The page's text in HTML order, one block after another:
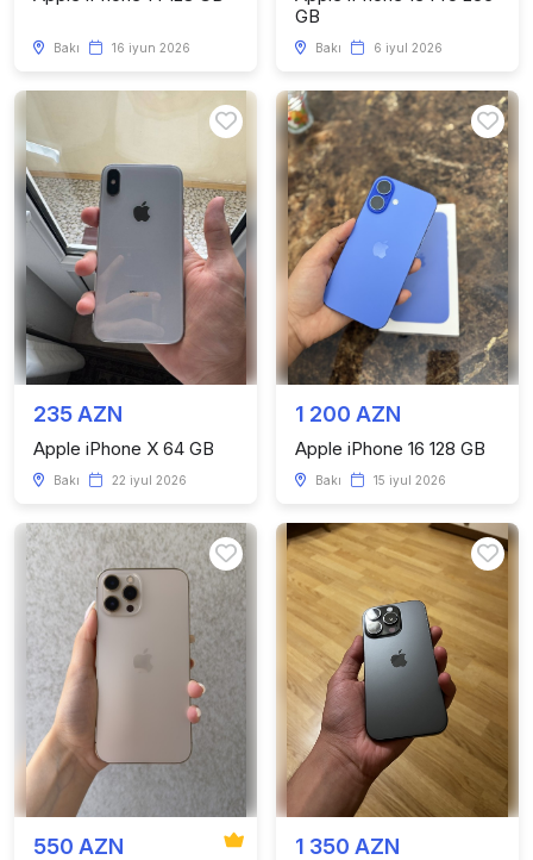
Bakı 16 iyun 2026
GB
Bakı 6 iyul 2026
235 AZN
Apple iPhone X 64 GB
Bakı 22 iyul 2026
1 200 AZN
Apple iPhone 16 128 GB
Bakı 15 iyul 2026
550 AZN 1 350 AZN